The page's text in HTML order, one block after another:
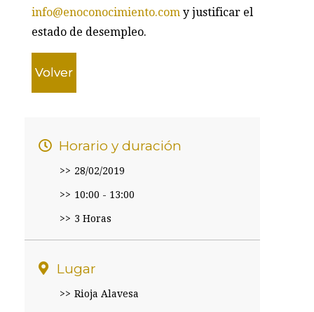
info@enoconocimiento.com y justificar el
estado de desempleo.
Volver
Horario y duración
28/02/2019
10:00 - 13:00
3 Horas
Lugar
Rioja Alavesa